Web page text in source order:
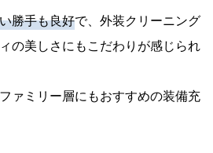
勝手も良好で、外装クリーニング
の美しさにもこだわりが感じられ
ァミリー層にもおすすめの装備充